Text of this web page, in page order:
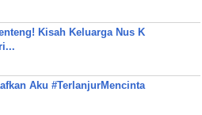
Kisah Keluarga Nus K
Aku #TerlanjurMencinta